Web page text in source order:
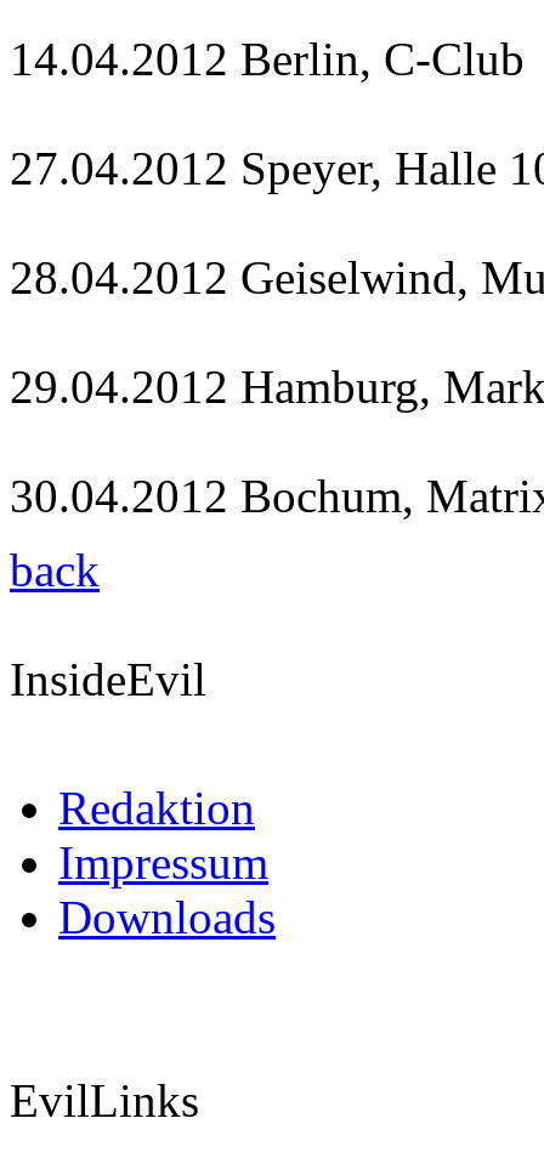
14.04.2012 Berlin, C-Club
27.04.2012 Speyer, Halle
28.04.2012 Geiselwind,
29.04.2012 Hamburg,
30.04.2012 Bochum,
back
InsideEvil
Redaktion
Impressum
Downloads
EvilLinks